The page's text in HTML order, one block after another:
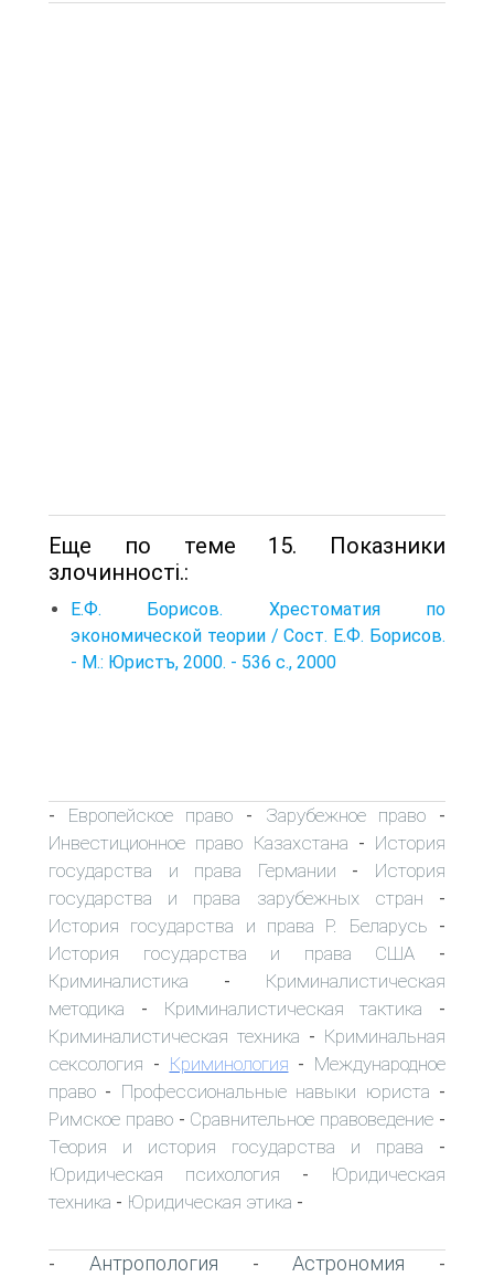
Еще по теме 15. Показники
злочинності.:
Е.Ф. Борисов. Хрестоматия по
экономической теории / Сост. Е.Ф. Борисов.
- М.: Юристъ, 2000. - 536 с., 2000
- Европейское право - Зарубежное право -
Инвестиционное право Казахстана - История
государства и права Германии - История
государства и права зарубежных стран -
История государства и права Р. Беларусь -
История государства и права США -
Криминалистика - Криминалистическая
методика - Криминалистическая тактика -
Криминалистическая техника - Криминальная
сексология - Криминология - Международное
право - Профессиональные навыки юриста -
Римское право- Сравнительное правоведение -
Теория и история государства и права -
Юридическая психология -
Юридическая
техника - Юридическая этика -
- Антропология -Астрономия -